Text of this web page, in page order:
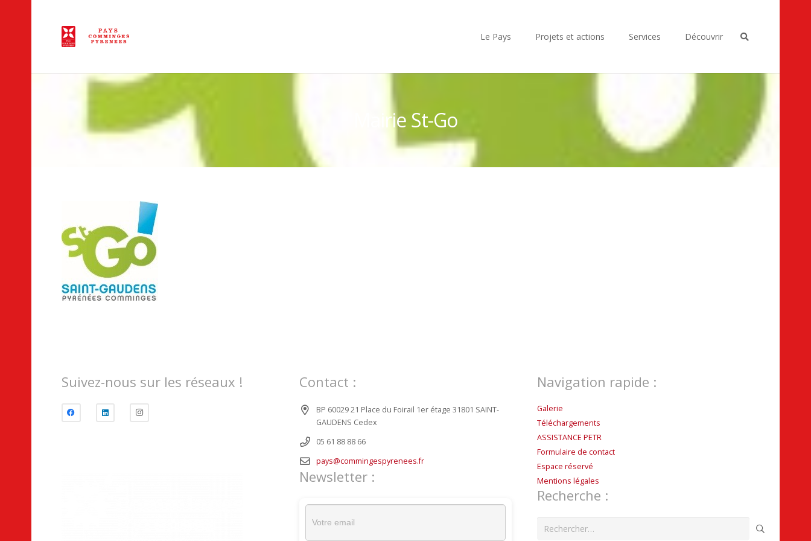
Le Pays Projets et actions Services Découvrir
Mairie St-Go
Suivez-nous sur les réseaux ! Contact :
BP 60029 21 Place du Foirail 1er étage 31801 SAINT-
GAUDENS Cedex
05 61 88 88 66
pays@commingespyrenees.fr
Newsletter :
Navigation rapide :
Galerie
Téléchargements
ASSISTANCE PETR
Formulaire de contact
Espace réservé
Mentions légales
Recherche :